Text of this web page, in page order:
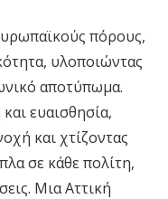
πόρους,
υλοποιώντας
αποτύπωμα.
ευαισθησία,
και χτίζοντας
σε κάθε πολίτη,
Μια Αττική